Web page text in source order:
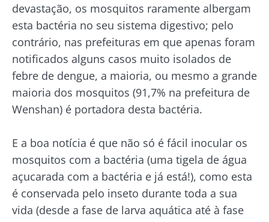
devastação, os mosquitos raramente albergam
esta bactéria no seu sistema digestivo; pelo
contrário, nas prefeituras em que apenas foram
notificados alguns casos muito isolados de
febre de dengue, a maioria, ou mesmo a grande
maioria dos mosquitos (91,7% na prefeitura de
Wenshan) é portadora desta bactéria.
E a boa notícia é que não só é fácil inocular os
mosquitos com a bactéria (uma tigela de água
açucarada com a bactéria e já está!), como esta
é conservada pelo inseto durante toda a sua
vida (desde a fase de larva aquática até à fase
Redirecionamento
Mantenha-se
informado
Junte-se à comunidade da microbiota e
receba "The Essential" uma vez por mês para
se manter atualizado com as últimas notícias
sobre a microbiota.
Junte-se à comunidade da microbiota e
receba "The Essential" uma vez por mês para
se manter atualizado com as últimas notícias
sobre a microbiota.
Gostaria de me inscrever para receber mais
informações sobre a Biocodex
Eu li e aceito ascondições gerais de utilização
e apolítica de privacidadedo Biocodex